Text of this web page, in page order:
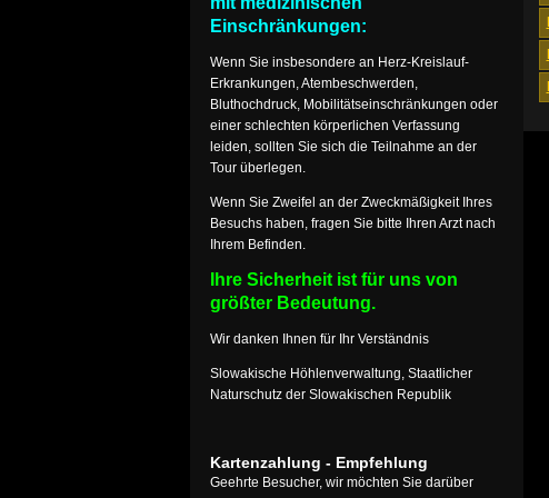
Einschränkungen:
Wenn Sie insbesondere an Herz-Kreislauf-
Erkrankungen, Atembeschwerden,
Bluthochdruck, Mobilitätseinschränkungen oder
einer schlechten körperlichen Verfassung
leiden, sollten Sie sich die Teilnahme an der
Tour überlegen.
Wenn Sie Zweifel an der Zweckmäßigkeit Ihres
Besuchs haben, fragen Sie bitte Ihren Arzt nach
Ihrem Befinden.
Ihre Sicherheit ist für uns von
größter Bedeutung.
Wir danken Ihnen für Ihr Verständnis
Slowakische Höhlenverwaltung, Staatlicher
Naturschutz der Slowakischen Republik
Kartenzahlung - Empfehlung
Geehrte Besucher, wir möchten Sie darüber